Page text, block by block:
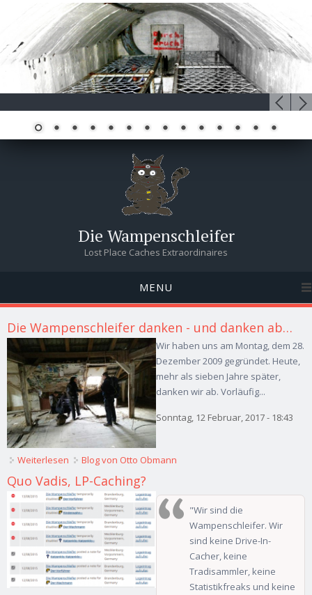
Die Wampenschleifer
Lost Place Caches Extraordinaires
MENU
Die Wampenschleifer danken - und danken ab…
Wir haben uns am Montag, dem 28.
Dezember 2009 gegründet. Heute,
mehr als sieben Jahre später,
danken wir ab. Vorläufig...
Sonntag, 12 Februar, 2017 - 18:43
Weiterlesen über Die Wampenschleifer danken - und danken ab…
Blog von Otto Obmann
Quo Vadis, LP-Caching?
"Wir sind die
Wampenschleifer. Wir
sind keine Drive-In-
Cacher, keine
Tradisammler, keine
Statistikfreaks und keine